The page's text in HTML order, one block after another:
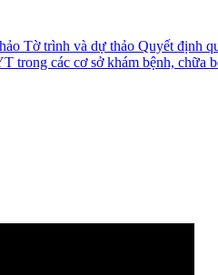
Tờ trình và dự thảo Quyết định
trong các cơ sở khám bệnh, chữa